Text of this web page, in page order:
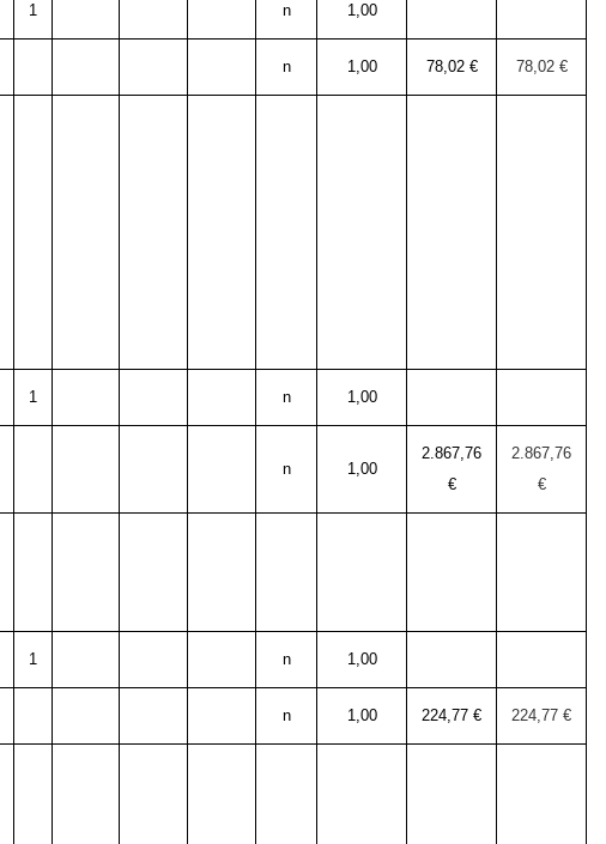
1 n 1,00
n 1,00 78,02 € 78,02 €
1 n 1,00
n 1,00
2.867,76
€
2.867,76
€
1 n 1,00
n 1,00 224,77 € 224,77 €